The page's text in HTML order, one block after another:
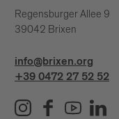
Regensburger Allee 9
39042 Brixen
info@brixen.org
+39 0472 27 52 52